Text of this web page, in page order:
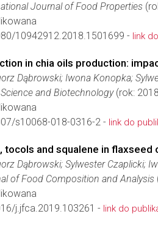
Journal of Food Properties
10942912.2018.1501699 - link
in chia oils production:
Dąbrowski; Iwona Konopka;
and Biotechnology(rok:
s10068-018-0316-2 - link do
tocols and squalene in
Dąbrowski; Sylwester Czaplicki;
of Food Composition and Analysis
j.jfca.2019.103261 - link do